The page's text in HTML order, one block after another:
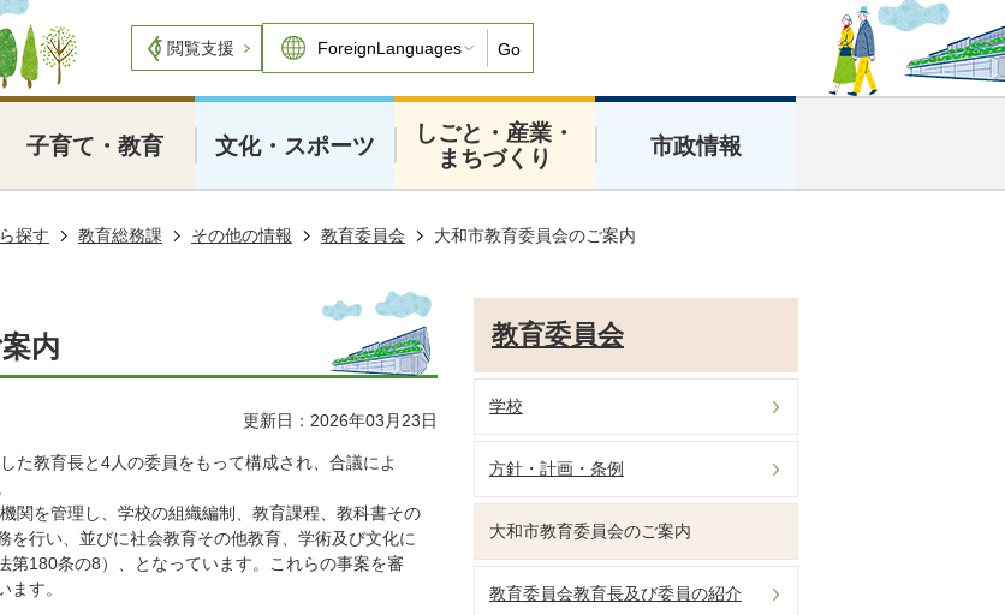
閲覧支援 Go
子育て・教育 文化・スポーツ
しごと・産業・
まちづくり
市政情報
探す 教育総務課 その他の情報 教育委員会 大和市教育委員会のご案内
内
更新日：2026年03月23日
た教育長と4人の委員をもって構成され、合議によ
関を管理し、学校の組織編制、教育課程、教科書その
行い、並びに社会教育その他教育、学術及び文化に
第180条の8）、となっています。これらの事案を審
す。
教育委員会
学校
方針・計画・条例
大和市教育委員会のご案内
教育委員会教育長及び委員の紹介